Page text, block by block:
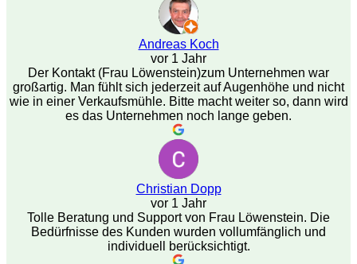
Andreas Koch
vor 1 Jahr
Der Kontakt (Frau Löwenstein)zum Unternehmen war
großartig. Man fühlt sich jederzeit auf Augenhöhe und nicht
wie in einer Verkaufsmühle. Bitte macht weiter so, dann wird
es das Unternehmen noch lange geben.
Christian Dopp
vor 1 Jahr
Tolle Beratung und Support von Frau Löwenstein. Die
Bedürfnisse des Kunden wurden vollumfänglich und
individuell berücksichtigt.